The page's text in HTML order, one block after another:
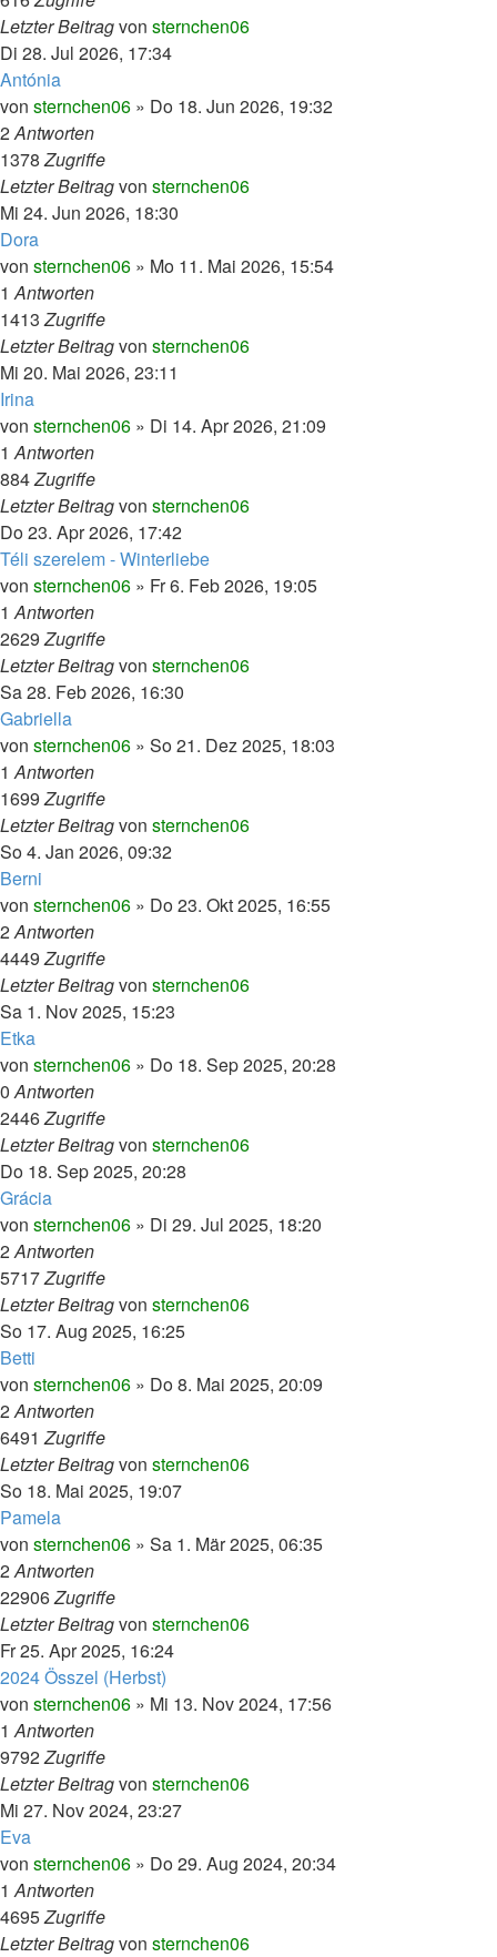
Letzter Beitragvon sternchen06
Di 28. Jul 2026, 17:34
Antónia
von sternchen06 » Do 18. Jun 2026, 19:32
2Antworten
1378Zugriffe
Letzter Beitragvon sternchen06
Mi 24. Jun 2026, 18:30
Dora
von sternchen06 » Mo 11. Mai 2026, 15:54
1Antworten
1413Zugriffe
Letzter Beitragvon sternchen06
Mi 20. Mai 2026, 23:11
Irina
von sternchen06 » Di 14. Apr 2026, 21:09
1Antworten
884Zugriffe
Letzter Beitragvon sternchen06
Do 23. Apr 2026, 17:42
Téli szerelem - Winterliebe
von sternchen06 » Fr 6. Feb 2026, 19:05
1Antworten
2629Zugriffe
Letzter Beitragvon sternchen06
Sa 28. Feb 2026, 16:30
Gabriella
von sternchen06 » So 21. Dez 2025, 18:03
1Antworten
1699Zugriffe
Letzter Beitragvon sternchen06
So 4. Jan 2026, 09:32
Berni
von sternchen06 » Do 23. Okt 2025, 16:55
2Antworten
4449Zugriffe
Letzter Beitragvon sternchen06
Sa 1. Nov 2025, 15:23
Etka
von sternchen06 » Do 18. Sep 2025, 20:28
0Antworten
2446Zugriffe
Letzter Beitragvon sternchen06
Do 18. Sep 2025, 20:28
Grácia
von sternchen06 » Di 29. Jul 2025, 18:20
2Antworten
5717Zugriffe
Letzter Beitragvon sternchen06
So 17. Aug 2025, 16:25
Betti
von sternchen06 » Do 8. Mai 2025, 20:09
2Antworten
6491Zugriffe
Letzter Beitragvon sternchen06
So 18. Mai 2025, 19:07
Pamela
von sternchen06 » Sa 1. Mär 2025, 06:35
2Antworten
22906Zugriffe
Letzter Beitragvon sternchen06
Fr 25. Apr 2025, 16:24
2024 Összel (Herbst)
von sternchen06 » Mi 13. Nov 2024, 17:56
1Antworten
9792Zugriffe
Letzter Beitragvon sternchen06
Mi 27. Nov 2024, 23:27
Eva
von sternchen06 » Do 29. Aug 2024, 20:34
1Antworten
4695Zugriffe
Letzter Beitragvon sternchen06